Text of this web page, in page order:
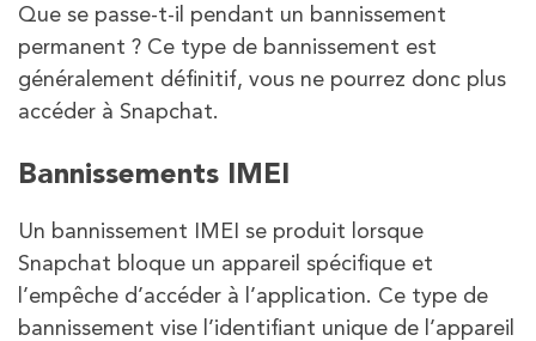
Que se passe-t-il pendant un bannissement
permanent ? Ce type de bannissement est
généralement définitif, vous ne pourrez donc plus
accéder à Snapchat.
Bannissements IMEI
Un bannissement IMEI se produit lorsque
Snapchat bloque un appareil spécifique et
l’empêche d’accéder à l’application. Ce type de
bannissement vise l’identifiant unique de l’appareil